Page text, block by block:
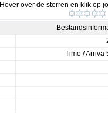
Hover over de sterren en klik op
Timo/Arriva